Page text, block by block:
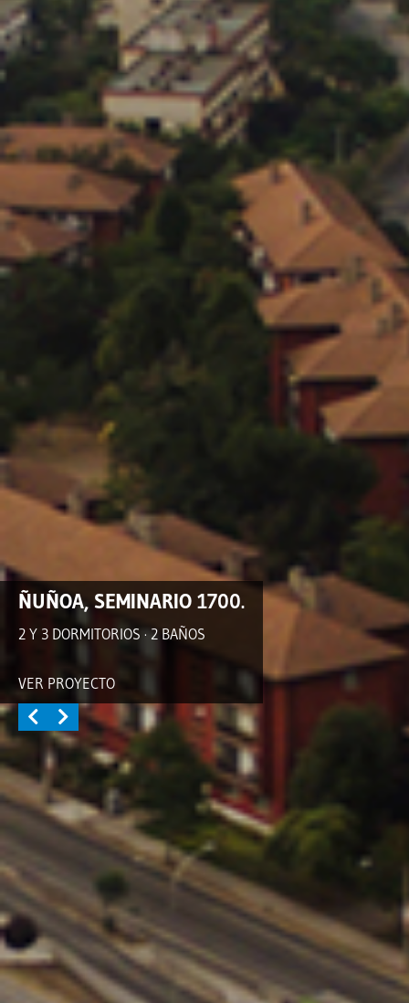
ÑUÑOA, SEMINARIO 1700.
2 Y 3 DORMITORIOS · 2 BAÑOS
VER PROYECTO